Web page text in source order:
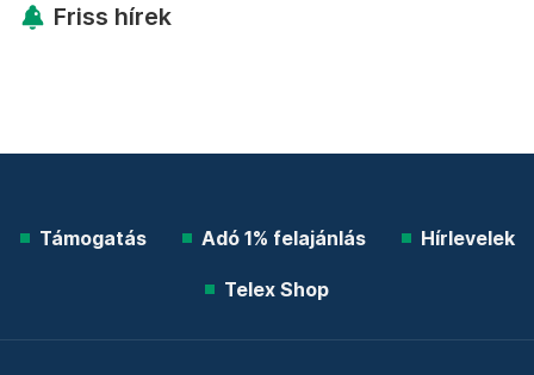
Friss hírek
Támogatás Adó 1% felajánlás Hírlevelek
Telex Shop